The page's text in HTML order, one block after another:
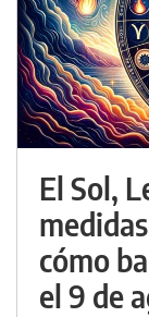
El Sol,
cómo
el 9 de